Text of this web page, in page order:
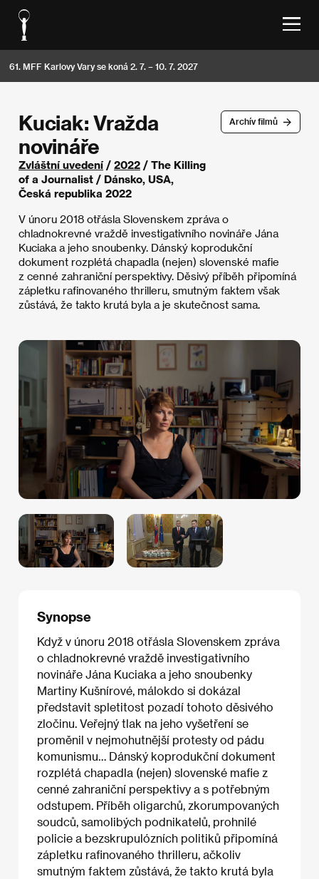
61. MFF Karlovy Vary se koná 2. 7. – 10. 7. 2027
Archív filmů
Kuciak: Vražda
novináře
Zvláštní uvedení/ 2022 / The Killing
of a Journalist / Dánsko, USA,
Česká republika 2022
V únoru 2018 otřásla Slovenskem zpráva o
chladnokrevné vraždě investigativního novináře Jána
Kuciaka a jeho snoubenky. Dánský koprodukční
dokument rozplétá chapadla (nejen) slovenské mafie
z cenné zahraniční perspektivy. Děsivý příběh připomíná
zápletku rafinovaného thrilleru, smutným faktem však
zůstává, že takto krutá byla a je skutečnost sama.
Synopse
Když v únoru 2018 otřásla Slovenskem zpráva
o chladnokrevné vraždě investigativního
novináře Jána Kuciaka a jeho snoubenky
Martiny Kušnírové, málokdo si dokázal
představit spletitost pozadí tohoto děsivého
zločinu. Veřejný tlak na jeho vyšetření se
proměnil v nejmohutnější protesty od pádu
komunismu… Dánský koprodukční dokument
rozplétá chapadla (nejen) slovenské mafie z
cenné zahraniční perspektivy a s potřebným
odstupem. Příběh oligarchů, zkorumpovaných
soudců, samolibých podnikatelů, prohnilé
policie a bezskrupulózních politiků připomíná
zápletku rafinovaného thrilleru, ačkoliv
smutným faktem zůstává, že takto krutá byla